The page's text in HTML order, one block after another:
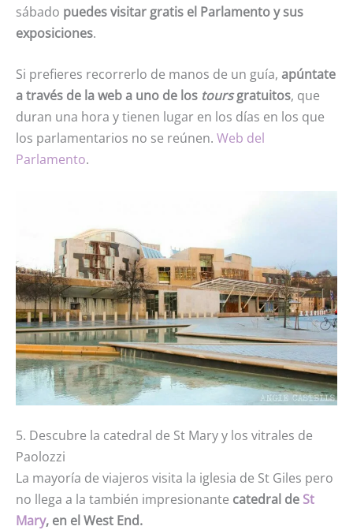
sábado puedes visitar gratis el Parlamento y sus
exposiciones.
Si prefieres recorrerlo de manos de un guía, apúntate
a través de la web a uno de los toursgratuitos, que
duran una hora y tienen lugar en los días en los que
los parlamentarios no se reúnen. Web del
Parlamento.
5. Descubre la catedral de St Mary y los vitrales de
Paolozzi
La mayoría de viajeros visita la iglesia de St Giles pero
no llega a la también impresionante catedral de St
Mary, en el West End.